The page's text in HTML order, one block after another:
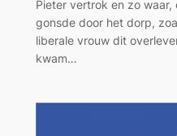
Pieter vertrok en zo waar,
gonsde door het dorp,
liberale vrouw dit
kwam…